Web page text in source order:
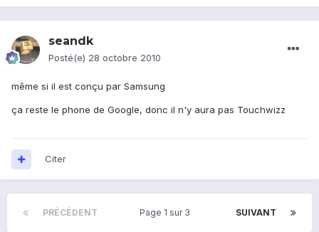
seandk
Posté(e) 28 octobre 2010
même si il est conçu par Samsung
ça reste le phone de Google, donc il n'y aura pas Touchwizz
Citer
PRÉCÉDENT SUIVANT
Page 1 sur 3